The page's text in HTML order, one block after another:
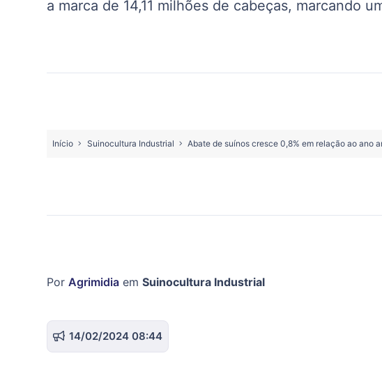
a marca de 14,11 milhões de cabeças, marcando
Início Suinocultura Industrial Abate de suínos cresce 0,8% em relação ao ano
Por Agrimidia em Suinocultura Industrial
14/02/2024 08:44